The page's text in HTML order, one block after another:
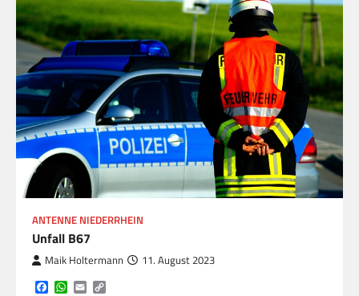
ANTENNE NIEDERRHEIN
Unfall B67
Maik Holtermann 11. August 2023
Facebook
WhatsApp
Email